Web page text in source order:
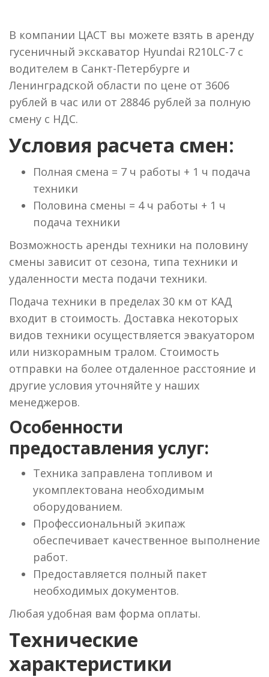
В компании ЦАСТ вы можете взять в аренду
гусеничный экскаватор Hyundai R210LC-7 с
водителем в Санкт-Петербурге и
Ленинградской области по цене от 3606
рублей в час или от 28846 рублей за полную
смену с НДС.
Условия расчета смен:
Полная смена = 7 ч работы + 1 ч подача
техники
Половина смены = 4 ч работы + 1 ч
подача техники
Возможность аренды техники на половину
смены зависит от сезона, типа техники и
удаленности места подачи техники.
Подача техники в пределах 30 км от КАД
входит в стоимость. Доставка некоторых
видов техники осуществляется эвакуатором
или низкорамным тралом. Стоимость
отправки на более отдаленное расстояние и
другие условия уточняйте у наших
менеджеров.
Особенности
предоставления услуг:
Техника заправлена топливом и
укомплектована необходимым
оборудованием.
Профессиональный экипаж
обеспечивает качественное выполнение
работ.
Предоставляется полный пакет
необходимых документов.
Любая удобная вам форма оплаты.
Технические
характеристики